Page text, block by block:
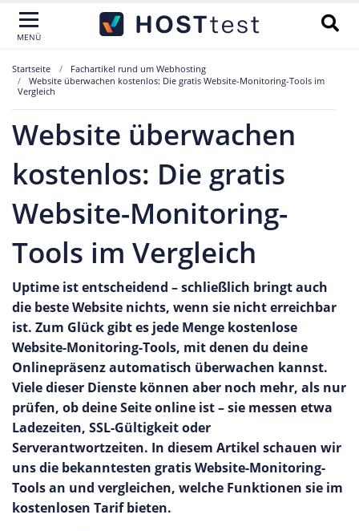
MENÜ
Startseite
Fachartikel rund um Webhosting
Website überwachen kostenlos: Die gratis Website-Monitoring-Tools im
Vergleich
Website überwachen
kostenlos: Die gratis
Website-Monitoring-
Tools im Vergleich
Uptime ist entscheidend – schließlich bringt auch
die beste Website nichts, wenn sie nicht erreichbar
ist. Zum Glück gibt es jede Menge kostenlose
Website-Monitoring-Tools, mit denen du deine
Onlinepräsenz automatisch überwachen kannst.
Viele dieser Dienste können aber noch mehr, als nur
prüfen, ob deine Seite online ist – sie messen etwa
Ladezeiten, SSL-Gültigkeit oder
Serverantwortzeiten. In diesem Artikel schauen wir
uns die bekanntesten gratis Website-Monitoring-
Tools an und vergleichen, welche Funktionen sie im
kostenlosen Tarif bieten.